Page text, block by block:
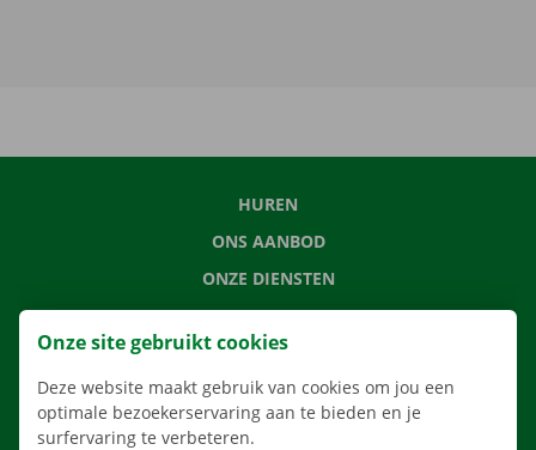
HUREN
ONS AANBOD
ONZE DIENSTEN
LOCATIES
APP
VERHUISOPLOSSINGEN
Onze site gebruikt cookies
Deze website maakt gebruik van cookies om jou een
optimale bezoekerservaring aan te bieden en je
surfervaring te verbeteren.